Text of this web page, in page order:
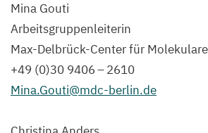
Mina Gouti
Arbeitsgruppenleiterin
Max-Delbrück-Center für
+49 (0)30 9406–2610
Mina.​Gouti@​mdc-​berlin.​de